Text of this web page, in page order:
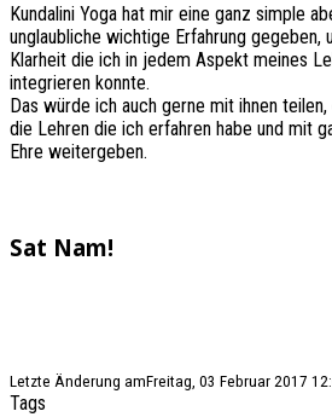
Kundalini Yoga hat mir eine ganz simple
unglaubliche wichtige Erfahrung gegeben,
Klarheit die ich in jedem Aspekt meines
integrieren konnte.
Das würde ich auch gerne mit ihnen
die Lehren die ich erfahren habe und mit
Ehre weitergeben.
Sat Nam!
Letzte Änderung amFreitag, 03 Februar 2017
Tags